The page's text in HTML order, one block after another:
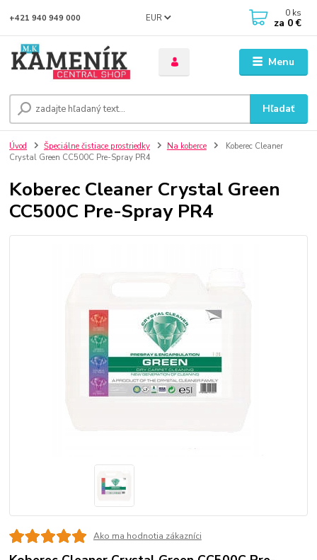
Menu
EUR
Hľadať
+421 940 949 000 0 ks
za 0 €
Úvod Špeciálne čistiace prostriedky Na koberce
Koberec Cleaner
Crystal Green CC500C Pre-Spray PR4
Koberec Cleaner Crystal Green
CC500C Pre-Spray PR4
Ako ma hodnotia zákazníci